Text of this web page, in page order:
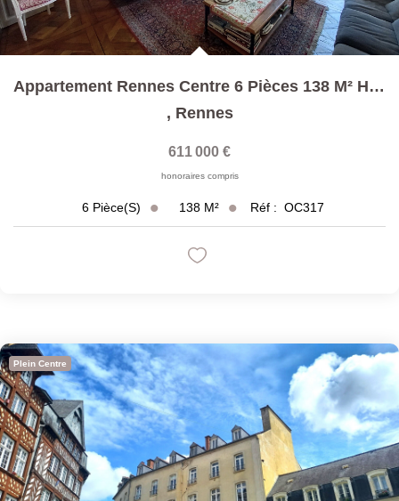
Appartement Rennes Centre 6 Pièces 138 M² Habitables...
, Rennes
611 000 €
honoraires compris
6 Pièce(s) 138 M² Réf : OC317
Plein Centre